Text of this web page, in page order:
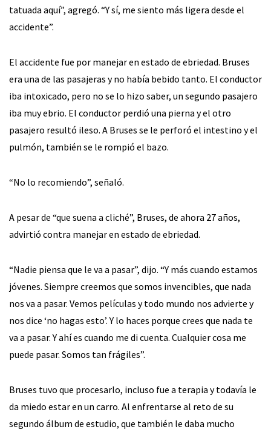
tatuada aquí”, agregó. “Y sí, me siento más ligera desde el
accidente”.
El accidente fue por manejar en estado de ebriedad. Bruses
era una de las pasajeras y no había bebido tanto. El conductor
iba intoxicado, pero no se lo hizo saber, un segundo pasajero
iba muy ebrio. El conductor perdió una pierna y el otro
pasajero resultó ileso. A Bruses se le perforó el intestino y el
pulmón, también se le rompió el bazo.
“No lo recomiendo”, señaló.
A pesar de “que suena a cliché”, Bruses, de ahora 27 años,
advirtió contra manejar en estado de ebriedad.
“Nadie piensa que le va a pasar”, dijo. “Y más cuando estamos
jóvenes. Siempre creemos que somos invencibles, que nada
nos va a pasar. Vemos películas y todo mundo nos advierte y
nos dice ‘no hagas esto’. Y lo haces porque crees que nada te
va a pasar. Y ahí es cuando me di cuenta. Cualquier cosa me
puede pasar. Somos tan frágiles”.
Bruses tuvo que procesarlo, incluso fue a terapia y todavía le
da miedo estar en un carro. Al enfrentarse al reto de su
segundo álbum de estudio, que también le daba mucho